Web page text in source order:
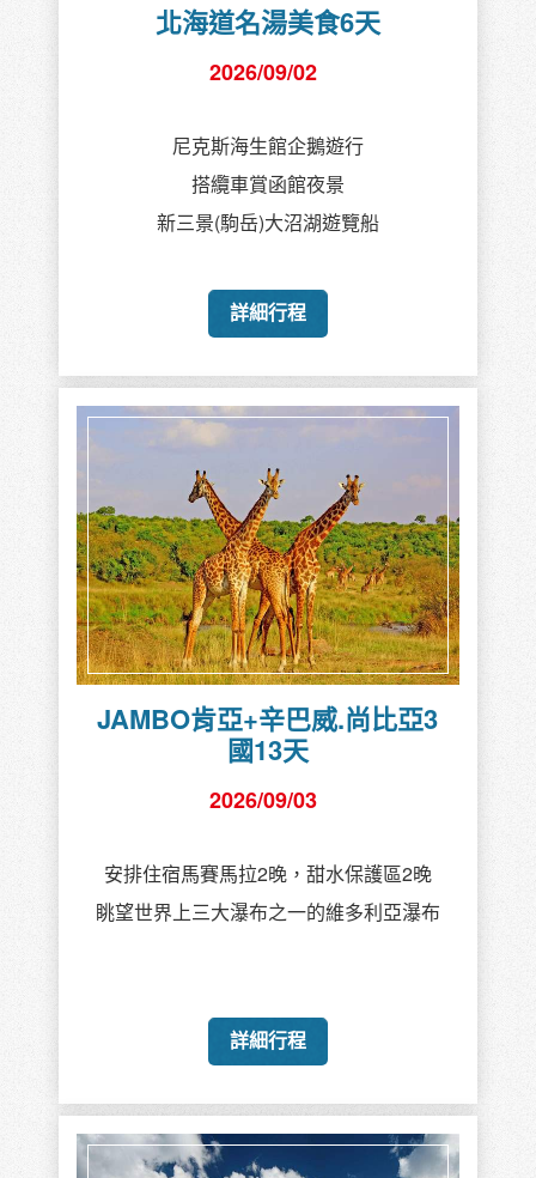
北海道名湯美食6天
2026/09/02
尼克斯海生館企鵝遊行
搭纜車賞函館夜景
新三景(駒岳)大沼湖遊覽船
詳細行程
JAMBO肯亞+辛巴威.尚比亞3
國13天
2026/09/03
安排住宿馬賽馬拉2晚，甜水保護區2晚
眺望世界上三大瀑布之一的維多利亞瀑布
詳細行程